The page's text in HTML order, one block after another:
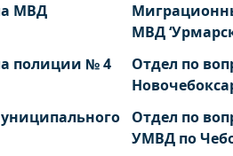
МВД
МВД
полиции № 4
Отдел по
Отдел по
УМВД по